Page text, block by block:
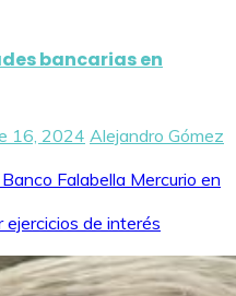
bancarias en
16, 2024 Alejandro Gómez
Falabella Mercurio en
de interés